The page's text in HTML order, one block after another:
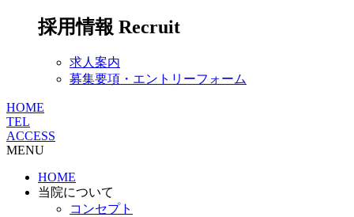
採用情報 Recruit
求人案内
募集要項・エントリーフォーム
HOME
TEL
ACCESS
MENU
HOME
当院について
コンセプト